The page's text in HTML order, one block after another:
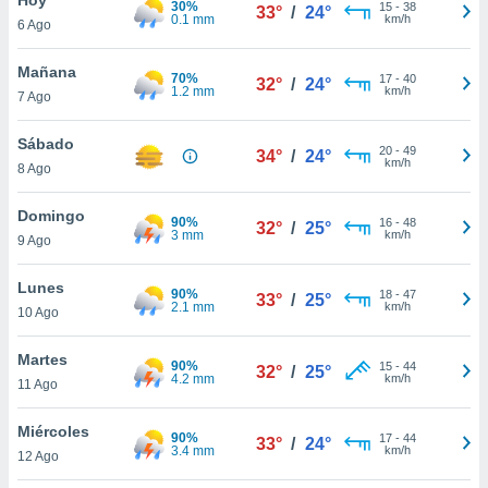
y
en
más
de
6 Ago
30%
0.1 mm
33° / 24° 15- 38
km/h
Mañana
7 Ago
70%
1.2 mm
32° / 24° 17- 40
km/h
Sábado
8 Ago
34° / 24° 20- 49
km/h
Domingo
9 Ago
90%
3 mm
32° / 25° 16- 48
km/h
Lunes
10 Ago
90%
2.1 mm
33° / 25° 18- 47
km/h
Martes
11 Ago
90%
4.2 mm
32° / 25° 15- 44
km/h
Miércoles
12 Ago
90%
3.4 mm
33° / 24° 17- 44
km/h